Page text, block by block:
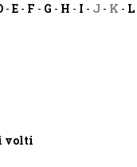
-E - F - G - H - I - J - K - L
volti